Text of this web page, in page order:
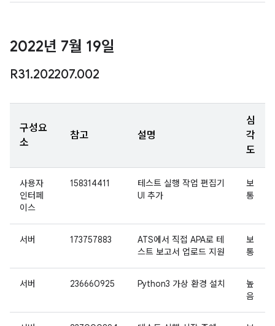
2022년 7월 19일
R31.202207.002
구성요
소
참고 설명
심
각
도
사용자
인터페
이스
158314411
테스트 실행 작업 편집기
UI 추가
보
통
서버 173757883
ATS에서 직접 APA로 테
스트 보고서 업로드 지원
보
통
서버 236660925 Python3 가상 환경 설치
높
음